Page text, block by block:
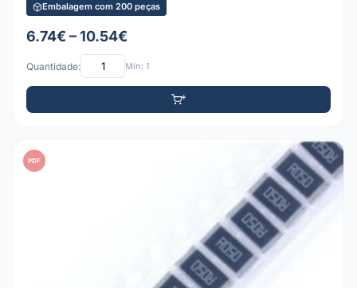
Embalagem com 200 peças
6.74€ – 10.54€
Quantidade: Mín: 1
PDF